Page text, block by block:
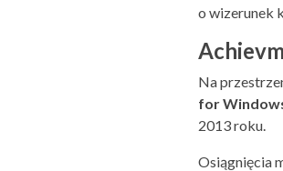
o wizerunek
Na
for
2013 roku.
Osiągnięcia